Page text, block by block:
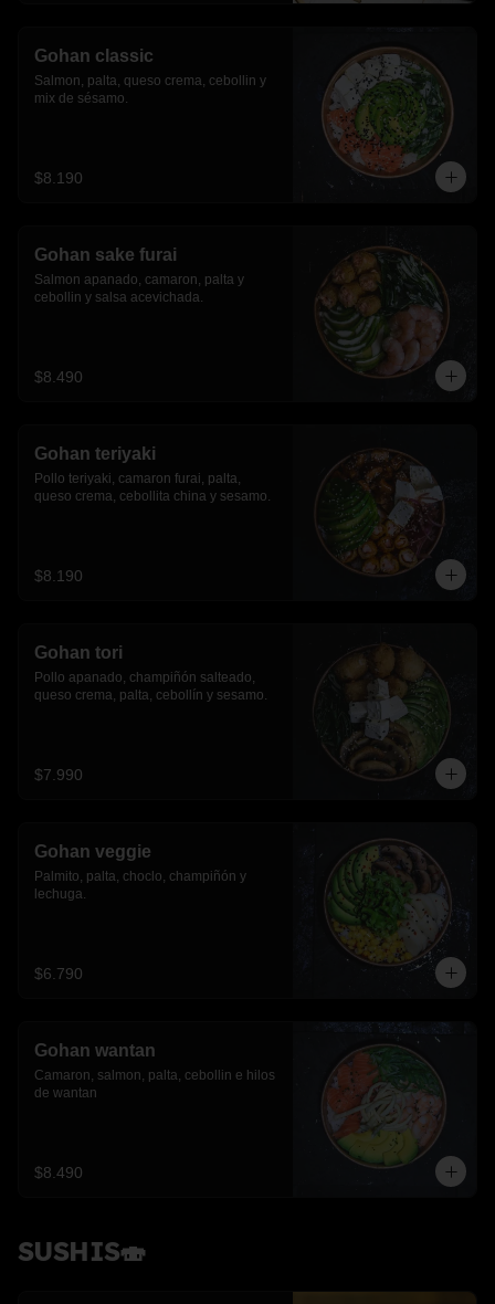
Gohan classic
Salmon, palta, queso crema, cebollin y
mix de sésamo.
$8.190
Gohan sake furai
Salmon apanado, camaron, palta y
cebollin y salsa acevichada.
$8.490
Gohan teriyaki
Pollo teriyaki, camaron furai, palta,
queso crema, cebollita china y sesamo.
$8.190
Gohan tori
Pollo apanado, champiñón salteado,
queso crema, palta, cebollín y sesamo.
$7.990
Gohan veggie
Palmito, palta, choclo, champiñón y
lechuga.
$6.790
Gohan wantan
Camaron, salmon, palta, cebollin e hilos
de wantan
$8.490
SUSHIS🍣